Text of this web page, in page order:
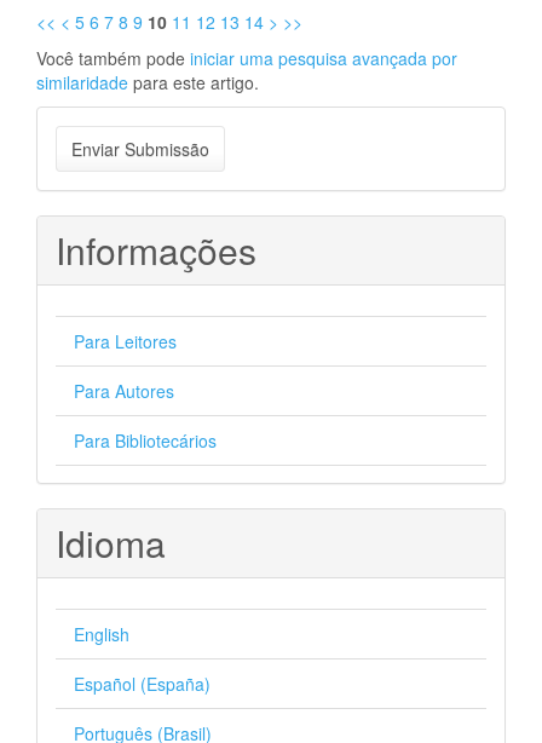
<< < 5 6 7 8 9 10 11 12 13 14 > >>
Você também pode iniciar uma pesquisa avançada por
similaridade para este artigo.
Enviar
Submissão
Enviar Submissão
Informações
Para Leitores
Para Autores
Para Bibliotecários
Idioma
English
Español (España)
Português (Brasil)